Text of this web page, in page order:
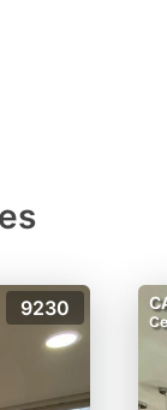
9230